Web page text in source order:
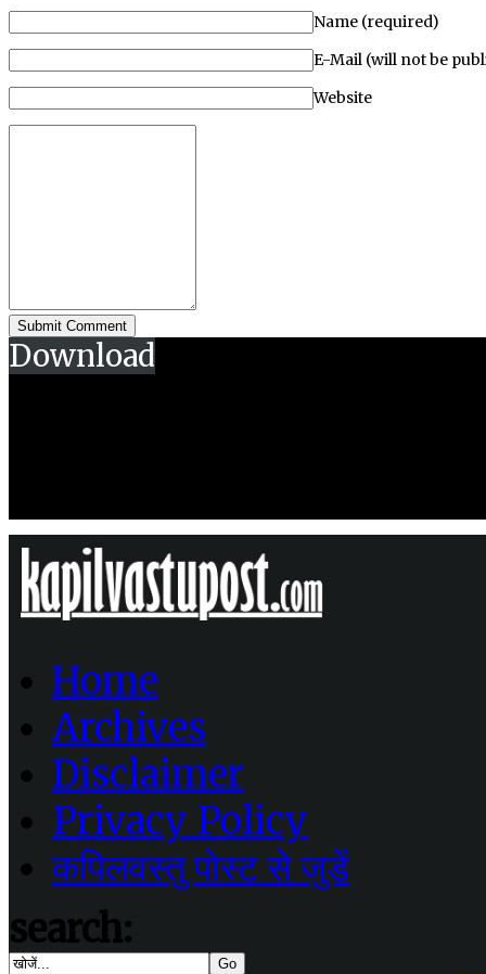
Name (required)
E-Mail (will not be
Website
Download
Home
Archives
Disclaimer
Privacy Policy
कपिलवस्तु पोस्ट से जुडें
search: